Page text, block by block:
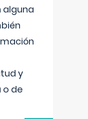
alguna
y
o de